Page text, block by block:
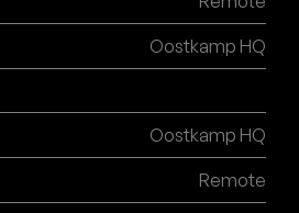
Oostkamp HQ
Oostkamp HQ
Remote